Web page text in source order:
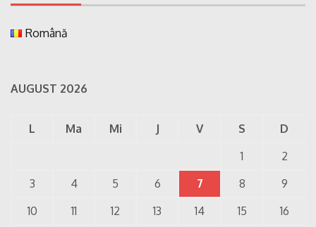
Română
AUGUST 2026
L Ma Mi J V S
D
1
2
3
4 5 6 7 8
9
10
11 12 13 14 15 16